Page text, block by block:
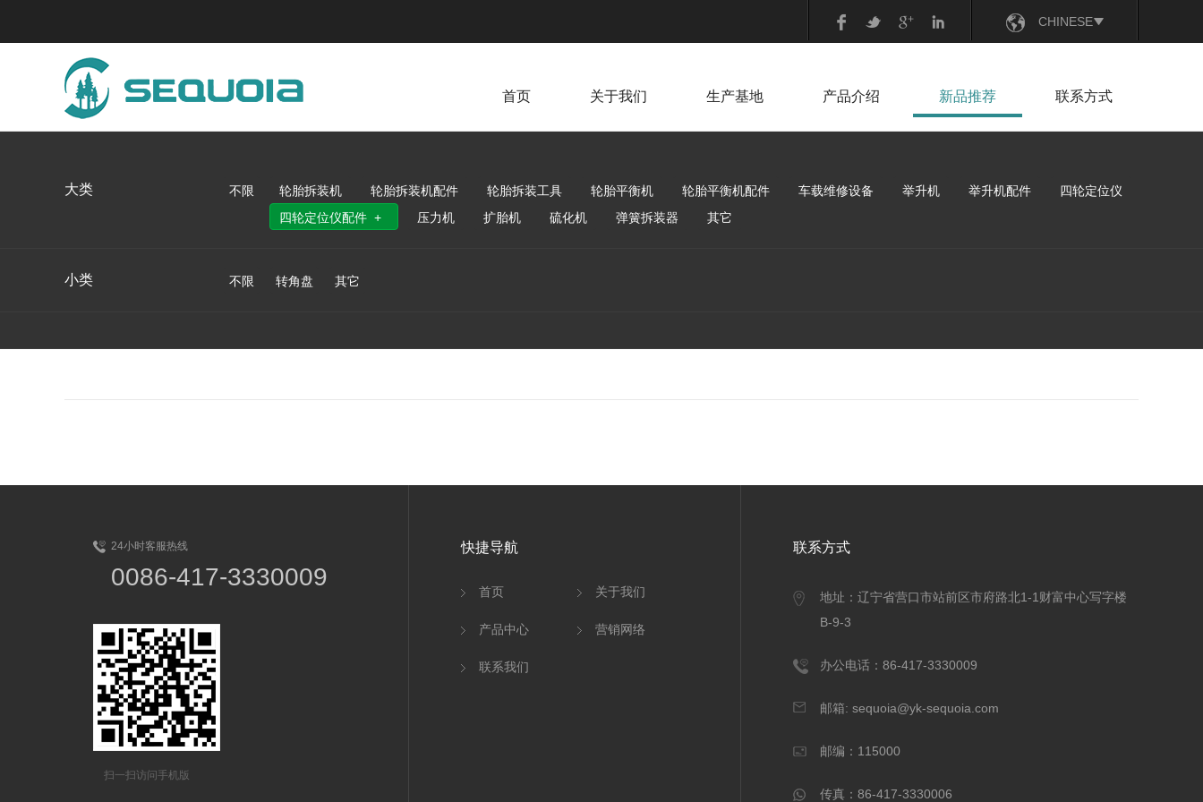
CHINESE
首页 关于我们 生产基地 产品介绍 新品推荐 联系方式
大类 不限 轮胎拆装机 轮胎拆装机配件 轮胎拆装工具 轮胎平衡机 轮胎平衡机配件 车载维修设备 举升机 举升机配件
四轮定位仪
四轮定位仪配件
压力机 扩胎机 硫化机 弹簧拆装器 其它
小类 不限 转角盘 其它
24小时客服热线
0086-417-3330009
扫一扫访问手机版
快捷导航
首页 关于我们
产品中心 营销网络
联系我们
联系方式
地址：辽宁省营口市站前区市府路北1-1财富中心写字楼
B-9-3
办公电话：86-417-3330009
邮箱: sequoia@yk-sequoia.com
邮编：115000
传真：86-417-3330006